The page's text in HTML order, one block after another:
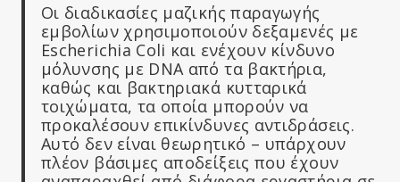
Οι διαδικασίες μαζικής παραγωγής
εμβολίων χρησιμοποιούν δεξαμενές με
Escherichia Coli και ενέχουν κίνδυνο
μόλυνσης με DNA από τα βακτήρια,
καθώς και βακτηριακά κυτταρικά
τοιχώματα, τα οποία μπορούν να
προκαλέσουν επικίνδυνες αντιδράσεις.
Αυτό δεν είναι θεωρητικό – υπάρχουν
πλέον βάσιμες αποδείξεις που έχουν